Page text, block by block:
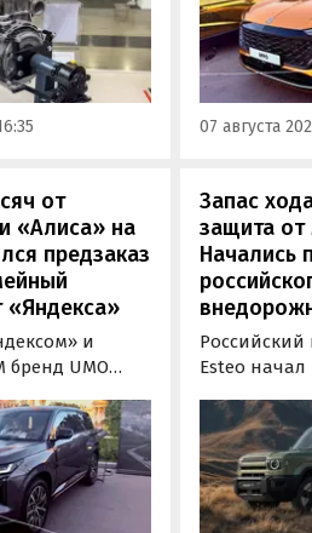
дня» удалось
с
Москве в
моделей
кроссовер
07 августа
от
«Алиса» на
предзаказ
«Яндекса»
и
бренд UMO
модель
гибридный
8 с полным
можно
версиях: Max за
Запас
защита от
Начались
Esteo
Модель,
установкой
типа, уже
покупки в
дилерских